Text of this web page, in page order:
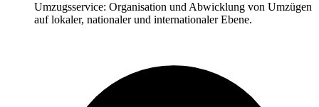
Umzugsservice: Organisation und Abwicklung von Umzügen
auf lokaler, nationaler und internationaler Ebene.